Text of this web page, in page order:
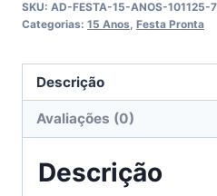
quantidade
SKU: AD-FESTA-15-ANOS-101125-7
Categorias: 15 Anos, Festa Pronta
Descrição
Avaliações (0)
Descrição